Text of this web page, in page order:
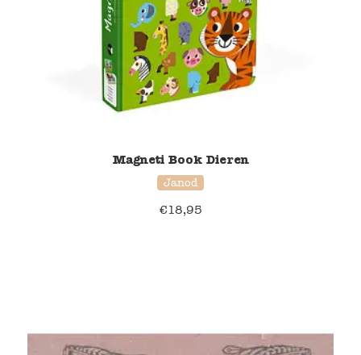
Magneti Book Dieren
Janod
€18,95